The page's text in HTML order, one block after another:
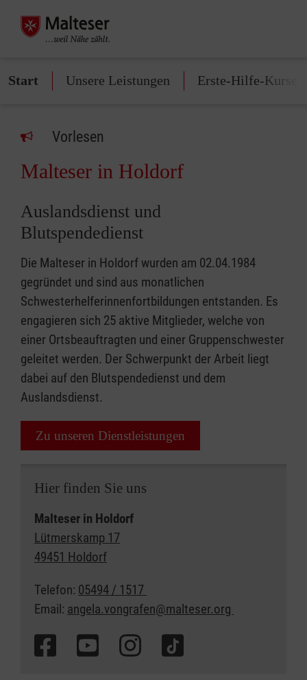
Start Unsere Leistungen Erste-Hilfe-Kurse
Vorlesen
Malteser in Holdorf
Auslandsdienst und
Blutspendedienst
Die Malteser in Holdorf wurden am 02.04.1984
gegründet und sind aus monatlichen
Schwesterhelferinnenfortbildungen entstanden. Es
engagieren sich 25 aktive Mitglieder, welche von
einer Ortsbeauftragten und einer Gruppenschwester
geleitet werden. Der Schwerpunkt der Arbeit liegt
dabei auf den Blutspendedienst und dem
Auslandsdienst.
Zu unseren Dienstleistungen
Hier finden Sie uns
Malteser in Holdorf
Lütmerskamp 17
49451 Holdorf
Telefon: 05494 / 1517
Email: angela.vongrafen@malteser.org